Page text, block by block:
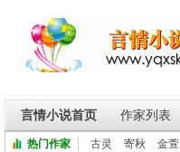
言情小说首页 作家列表
热门作家 古灵 寄秋 金萱